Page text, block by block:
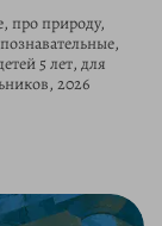
про природу,
5 лет, для
2026